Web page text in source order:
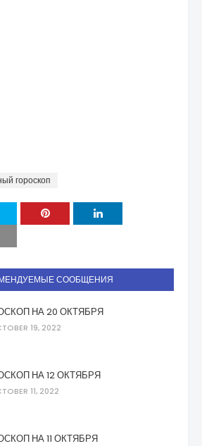
гороскоп
СООБЩЕНИЯ
НА 20 ОКТЯБРЯ
19, 2022
НА 12 ОКТЯБРЯ
11, 2022
НА 11 ОКТЯБРЯ